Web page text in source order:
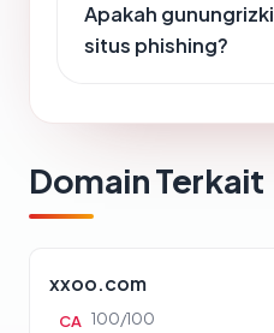
Apakah
situs phishing?
Domain Terkait
xxoo.com
CA 100/100